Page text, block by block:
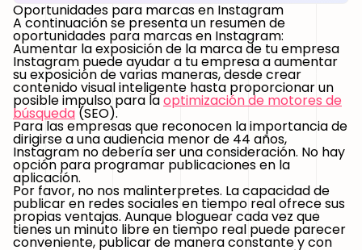
Oportunidades para marcas en Instagram
A continuación se presenta un resumen de
oportunidades para marcas en Instagram:
Aumentar la exposición de la marca de tu empresa
Instagram puede ayudar a tu empresa a aumentar
su exposición de varias maneras, desde crear
contenido visual inteligente hasta proporcionar un
posible impulso para laoptimización de motores de
búsqueda(SEO).
Para las empresas que reconocen la importancia de
dirigirse a una audiencia menor de 44 años,
Instagram no debería ser una consideración. No hay
opción para programar publicaciones en la
aplicación.
Por favor, no nos malinterpretes. La capacidad de
publicar en redes sociales en tiempo real ofrece sus
propias ventajas. Aunque bloguear cada vez que
tienes un minuto libre en tiempo real puede parecer
conveniente, publicar de manera constante y con